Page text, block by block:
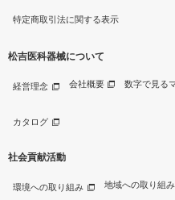
特定商取引法に関する表示
松吉医科器械について
経営理念 会社概要 数字で見る
カタログ
社会貢献活動
環境への取り組み 地域への取り組み